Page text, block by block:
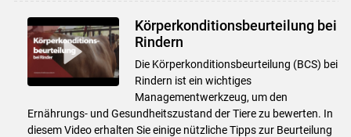
Körperkonditionsbeurteilung bei
Rindern
Die Körperkonditionsbeurteilung (BCS) bei
Rindern ist ein wichtiges
Managementwerkzeug, um den
Ernährungs- und Gesundheitszustand der Tiere zu bewerten. In
diesem Video erhalten Sie einige nützliche Tipps zur Beurteilung